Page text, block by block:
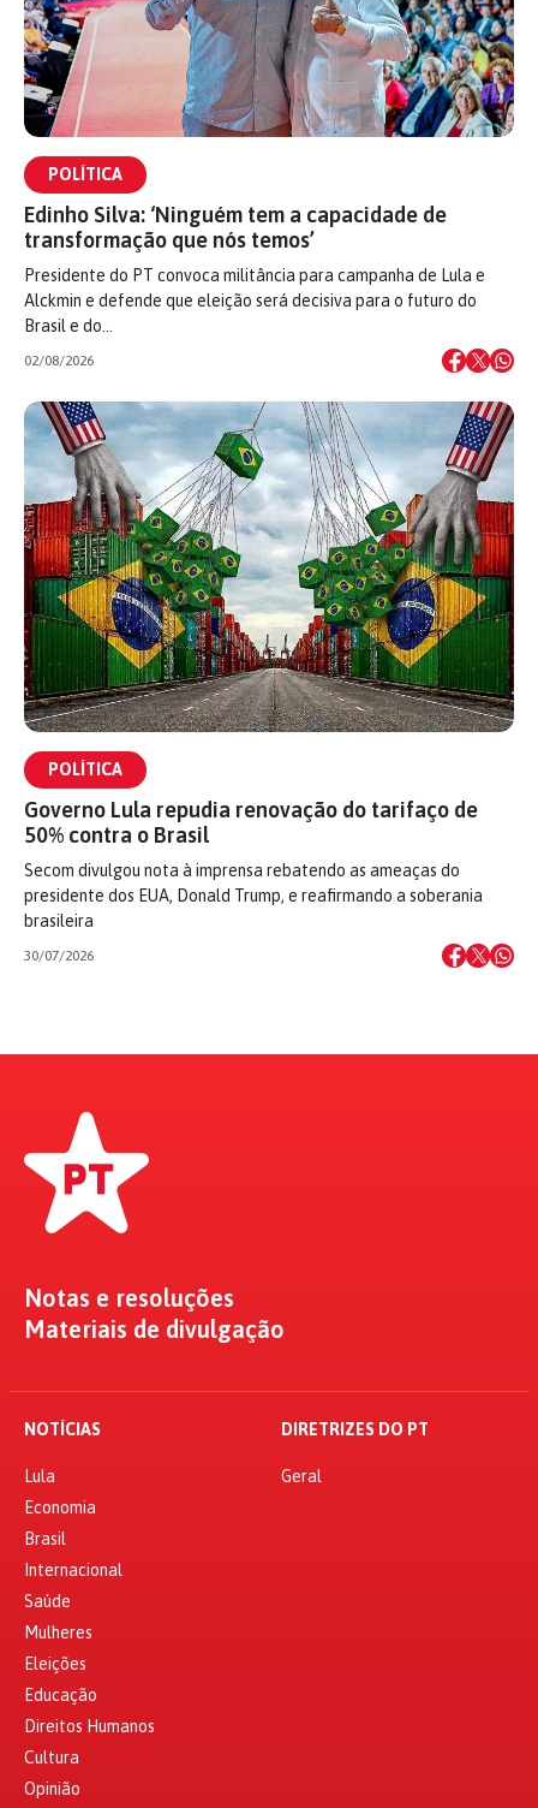
POLÍTICA
Edinho Silva: ‘Ninguém tem a capacidade de
transformação que nós temos’
Presidente do PT convoca militância para campanha de Lula e
Alckmin e defende que eleição será decisiva para o futuro do
Brasil e do…
02/08/2026
POLÍTICA
Governo Lula repudia renovação do tarifaço de
50% contra o Brasil
Secom divulgou nota à imprensa rebatendo as ameaças do
presidente dos EUA, Donald Trump, e reafirmando a soberania
brasileira
30/07/2026
Notas e resoluções
Materiais de divulgação
NOTÍCIAS
Lula
Economia
Brasil
Internacional
Saúde
Mulheres
Eleições
Educação
Direitos Humanos
Cultura
Opinião
DIRETRIZES DO PT
Geral